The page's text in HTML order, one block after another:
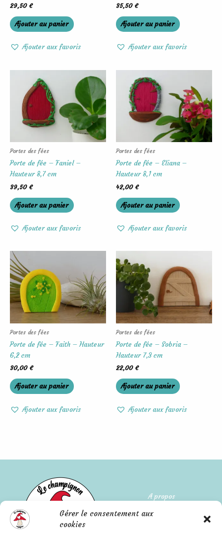
Gérer le consentement aux
cookies
29,50 €
Ajouter au panier
Ajouter aux favoris
35,50 €
Ajouter au panier
Ajouter aux favoris
Portes des fées
Porte de fée – Faniel –
Hauteur 8,7 cm
39,50 €
Ajouter au panier
Ajouter aux favoris
Portes des fées
Porte de fée – Eliana –
Hauteur 8,1 cm
42,00 €
Ajouter au panier
Ajouter aux favoris
Portes des fées
Porte de fée – Faith – Hauteur
6,2 cm
30,00 €
Ajouter au panier
Ajouter aux favoris
Portes des fées
Porte de fée – Sobria –
Hauteur 7,3 cm
22,00 €
Ajouter au panier
Ajouter aux favoris
A propos
Qui suis-je ?